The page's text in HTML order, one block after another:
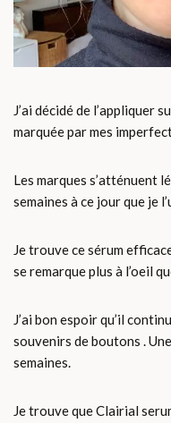
J’ai décidé de l’appliquer
marquée par mes
Les marques s’atténuent
semaines à ce jour que je
Je trouve ce sérum
se remarque plus à l’oeil
J’ai bon espoir qu’il
souvenirs de boutons .
semaines.
Je trouve que Clairial